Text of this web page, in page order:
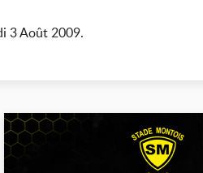
3 Août 2009.